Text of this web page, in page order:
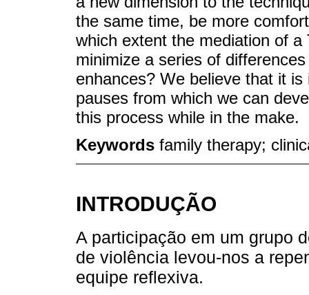
the same time, be more
which extent the mediation of
minimize a series of
enhances? We believe that it
pauses from which we can
this process while in the make.
Keywords family therapy;
INTRODUÇÃO
A participação em um grupo
de violência levou-nos a
equipe reflexiva.